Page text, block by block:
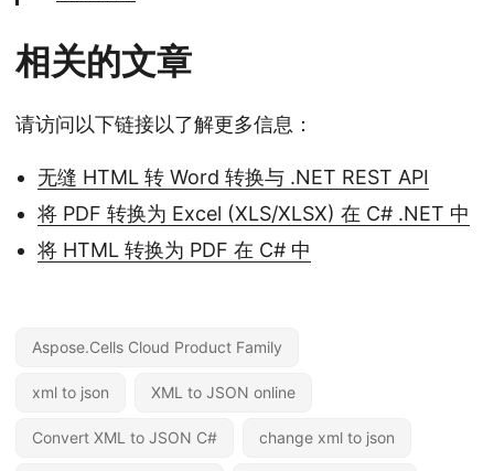
相关的文章
请访问以下链接以了解更多信息：
无缝 HTML 转 Word 转换与 .NET REST API
将 PDF 转换为 Excel (XLS/XLSX) 在 C# .NET 中
将 HTML 转换为 PDF 在 C# 中
Aspose.Cells Cloud Product Family
xml to json XML to JSON online
Convert XML to JSON C# change xml to json